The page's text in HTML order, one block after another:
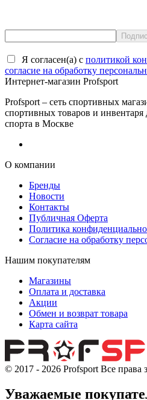
Я согласен(a) с политикой
согласие на обработку
Интернет-магазин Profsport
Profsport – сеть спортивных
спортивных товаров и инвентаря
спорта в Москве
О компании
Бренды
Новости
Контакты
Публичная Оферта
Политика
Согласие на обработку
Нашим покупателям
Магазины
Оплата и доставка
Акции
Обмен и возврат товара
Карта сайта
© 2017 - 2026 Profsport Все права
Уважаемые